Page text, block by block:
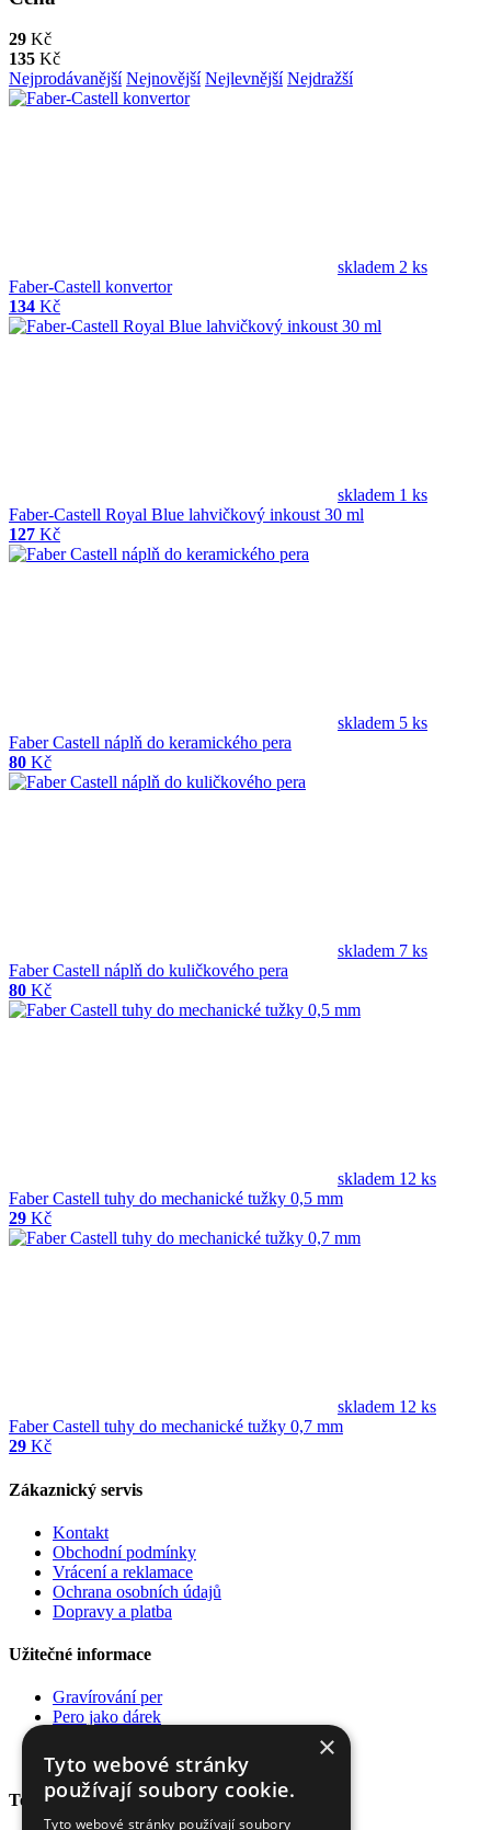
29 Kč
135 Kč
Nejprodávanější Nejnovější Nejlevnější Nejdražší
skladem 2 ks
Faber-Castell konvertor
134 Kč
skladem 1 ks
Faber-Castell Royal Blue lahvičkový inkoust 30 ml
127 Kč
skladem 5 ks
Faber Castell náplň do keramického pera
80 Kč
skladem 7 ks
Faber Castell náplň do kuličkového pera
80 Kč
skladem 12 ks
Faber Castell tuhy do mechanické tužky 0,5 mm
29 Kč
skladem 12 ks
Faber Castell tuhy do mechanické tužky 0,7 mm
29 Kč
Zákaznický servis
Kontakt
Obchodní podmínky
Vrácení a reklamace
Ochrana osobních údajů
Dopravy a platba
Užitečné informace
Gravírování per
Pero jako dárek
Pro firmy
Top kategorie
×
Tyto webové stránky
používají soubory cookie.
Tyto webové stránky používají soubory